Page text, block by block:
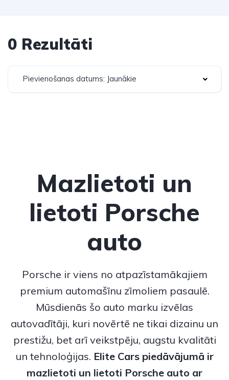
0 Rezultāti
Pievienošanas datums: Jaunākie
Mazlietoti un
lietoti Porsche
auto
Porsche ir viens no atpazīstamākajiem
premium automašīnu zīmoliem pasaulē.
Mūsdienās šo auto marku izvēlas
autovadītāji, kuri novērtē ne tikai dizainu un
prestižu, bet arī veikstpēju, augstu kvalitāti
un tehnoloģijas. Elite Cars piedāvājumā ir
mazlietoti un lietoti Porsche auto ar